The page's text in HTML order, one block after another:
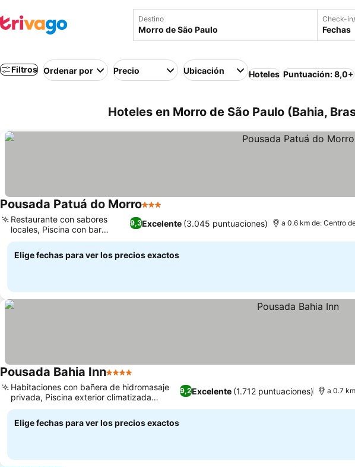
Destino Check-
Fechas
Filtros Ordenar por Precio Ubicación Hoteles Puntuación: 8,0+
Hoteles en Morro de São Paulo (Bahia,
Pousada Patuá do Morro3 Estrellas
9,3Excelente (3.045 puntuaciones)
Restaurante con sabores
locales, Piscina con bar
integrado
a 0.6 km de: Centro
Elige fechas para ver los precios exactos
Pousada Bahia Inn4 Estrellas
9,2Excelente (1.712 puntuaciones)
Habitaciones con bañera de hidromasaje
privada, Piscina exterior climatizada
durante todo el año
a 0.7
Elige fechas para ver los precios exactos